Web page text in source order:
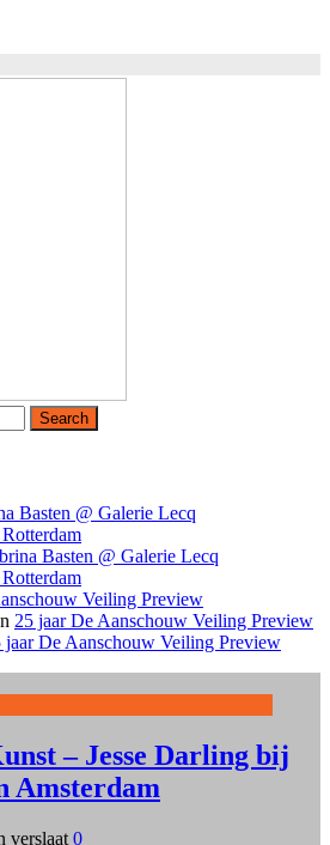
Basten @ Galerie Lecq
Basten @ Galerie Lecq
Veiling Preview
25 jaar De Aanschouw Veiling Preview
jaar De Aanschouw Veiling Preview
– Jesse Darling bij
Amsterdam
verslaat 0